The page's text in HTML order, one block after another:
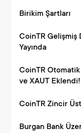
Birikim Şartları
CoinTR Gelişmiş
Yayında
CoinTR Otomatik
ve XAUT Eklendi!
CoinTR Zincir
Burgan Bank